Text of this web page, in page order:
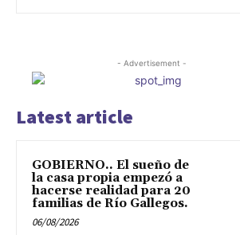
- Advertisement -
Latest article
GOBIERNO.. El sueño de
la casa propia empezó a
hacerse realidad para 20
familias de Río Gallegos.
06/08/2026